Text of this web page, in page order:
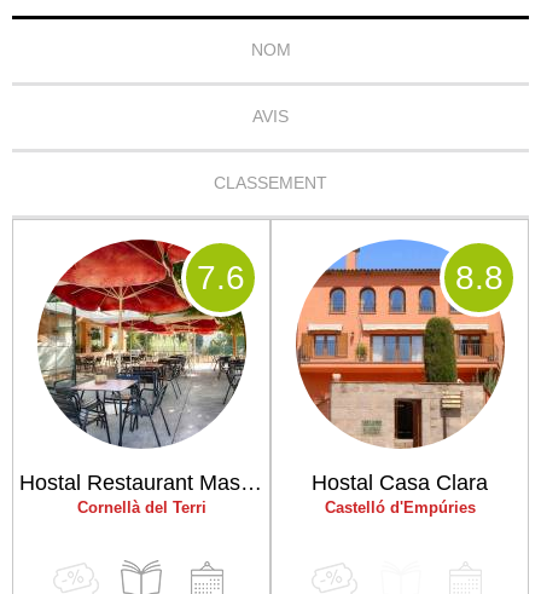
NOM
AVIS
CLASSEMENT
Hostal Restaurant Mas Ferrer
Cornellà del Terri
7.6
Hostal Casa Clara
Castelló d'Empúries
8.8